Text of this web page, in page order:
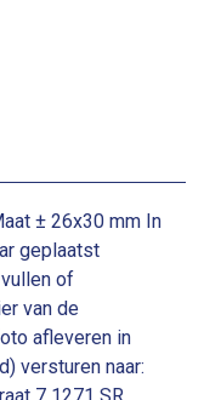
± 26x30 mm In
geplaatst
of
van de
afleveren in
versturen naar: